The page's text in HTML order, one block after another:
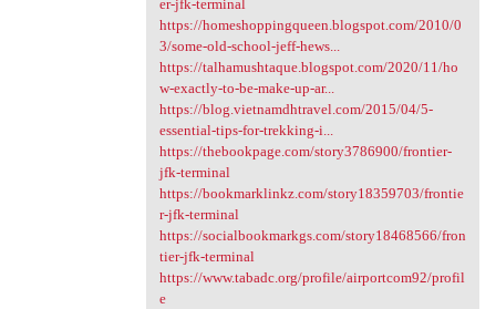
er-jfk-terminal
https://homeshoppingqueen.blogspot.com/2010/0
3/some-old-school-jeff-hews...
https://talhamushtaque.blogspot.com/2020/11/ho
w-exactly-to-be-make-up-ar...
https://blog.vietnamdhtravel.com/2015/04/5-
essential-tips-for-trekking-i...
https://thebookpage.com/story3786900/frontier-
jfk-terminal
https://bookmarklinkz.com/story18359703/frontie
r-jfk-terminal
https://socialbookmarkgs.com/story18468566/fron
tier-jfk-terminal
https://www.tabadc.org/profile/airportcom92/profil
e